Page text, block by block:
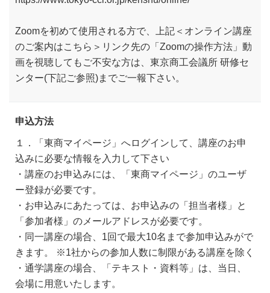
Zoomを初めて使用される方で、上記＜オンライン講座
のご案内はこちら＞リンク先の「Zoomの操作方法」動
画を視聴してもご不安な方は、東京商工会議所 研修セ
ンター(下記ご参照)までご一報下さい。
申込方法
１．「東商マイページ」へログインして、講座のお申
込みに必要な情報を入力して下さい
・講座のお申込みには、「東商マイページ」のユーザ
ー登録が必要です。
・お申込みにあたっては、お申込みの「担当者様」と
「参加者様」のメールアドレスが必要です。
・同一講座の場合、1回で最大10名まで参加申込みがで
きます。 ※1社からの参加人数に制限がある講座を除く
・通学講座の場合、「テキスト・資料等」は、当日、
会場に用意いたします。